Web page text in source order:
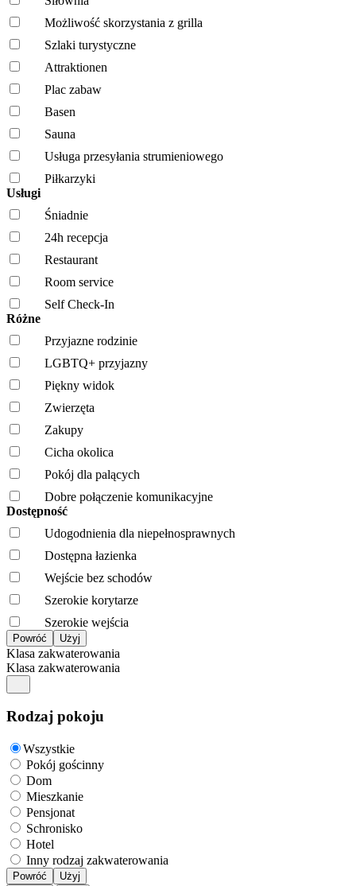
Możliwość skorzystania z grilla
Szlaki turystyczne
Attraktionen
Plac zabaw
Basen
Sauna
Usługa przesyłania strumieniowego
Piłkarzyki
Usługi
Śniadnie
24h recepcja
Restaurant
Room service
Self Check-In
Różne
Przyjazne rodzinie
LGBTQ+ przyjazny
Piękny widok
Zwierzęta
Zakupy
Cicha okolica
Pokój dla palących
Dobre połączenie komunikacyjne
Dostępność
Udogodnienia dla niepełnosprawnych
Dostępna łazienka
Wejście bez schodów
Szerokie korytarze
Szerokie wejścia
Klasa zakwaterowania
Klasa zakwaterowania
Rodzaj pokoju
Wszystkie
Pokój gościnny
Dom
Mieszkanie
Pensjonat
Schronisko
Hotel
Inny rodzaj zakwaterowania
Powróć
Użyj